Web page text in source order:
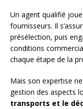
Un agent qualifié
fournisseurs. Il
présélection, puis
conditions
chaque étape de la
Mais son expertise
gestion des aspects
transports et le